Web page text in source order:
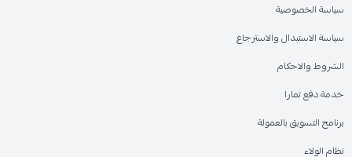
سياسة الخصوصية
سياسة الاستبدال والاسترجاع
الشروط والاحكام
خدمة دفع تمارا
برنامج التسويق بالعمولة
نظام الولاء